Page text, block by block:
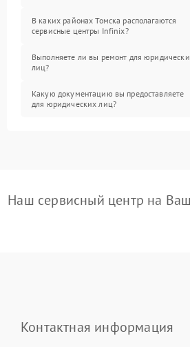
В каких районах Томска располагаются
сервисные центры Infinix?
Выполняете ли вы ремонт для
лиц?
Какую документацию вы предоставляете
для юридических лиц?
Наш сервисный центр на
Контактная информация